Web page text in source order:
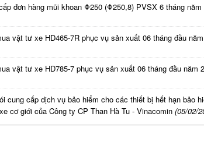
đơn hàng mũi khoan Φ250 (Φ250,8) PVSX 6 tháng năm
vật tư xe HD465-7R phục vụ sản xuất 06 tháng đầu
vật tư xe HD785-7 phục vụ sản xuất 06 tháng đầu năm
cung cấp dịch vụ bảo hiểm cho các thiết bị hết hạn bảo
cơ giới của Công ty CP Than Hà Tu - Vinacomin (05/02/